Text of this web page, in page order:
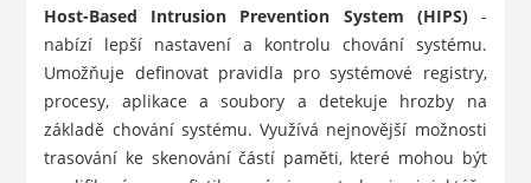
Host-Based Intrusion Prevention System (HIPS)-
nabízí lepší nastavení a kontrolu chování systému.
Umožňuje definovat pravidla pro systémové registry,
procesy, aplikace a soubory a detekuje hrozby na
základě chování systému. Využívá nejnovější možnosti
trasování ke skenování částí paměti, které mohou být